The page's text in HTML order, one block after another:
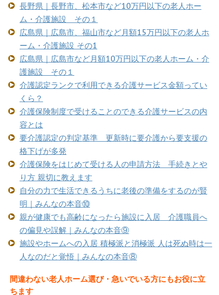
長野県｜長野市、松本市など10万円以下の老人ホー
ム・介護施設 その１
広島県｜広島市、福山市など月額15万円以下の老人ホ
ーム・介護施設 その1
広島県｜広島市など月額10万円以下の老人ホーム・介
護施設 その１
介護認定ランクで利用できる介護サービス金額ってい
くら？
介護保険制度で受けることのできる介護サービスの内
容とは
要介護認定の判定基準 更新時に要介護から要支援の
格下げが多発
介護保険をはじめて受ける人の申請方法 手続きとや
り方 親切に教えます
自分の力で生活できるうちに老後の準備をするのが賢
明｜みんなの本音⑩
親が健康でも高齢になったら施設に入居 介護職員へ
の偏見や誤解｜みんなの本音⑨
施設やホームへの入居 積極派と消極派 人は死ぬ時は一
人なのだと覚悟｜みんなの本音⑧
間違わない老人ホーム選び・急いでいる方にもお役に立
ちます